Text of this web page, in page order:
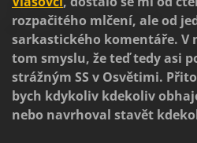
rozpačitého mlčení, ale od
sarkastického komentáře. V
tom smyslu, že teď tedy asi
strážným SS v Osvětimi.
bych kdykoliv kdekoliv
nebo navrhoval stavět